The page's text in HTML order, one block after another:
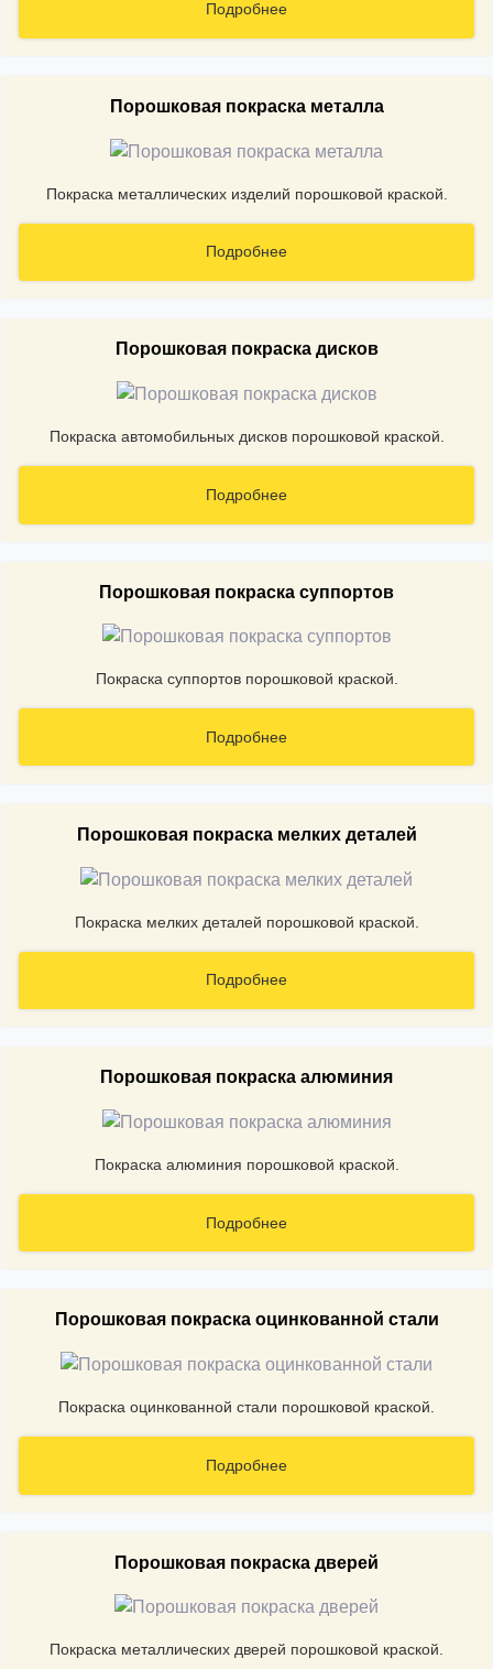
Подробнее
Порошковая покраска металла
Покраска металлических изделий порошковой краской.
Подробнее
Порошковая покраска дисков
Покраска автомобильных дисков порошковой краской.
Подробнее
Порошковая покраска суппортов
Покраска суппортов порошковой краской.
Подробнее
Порошковая покраска мелких деталей
Покраска мелких деталей порошковой краской.
Подробнее
Порошковая покраска алюминия
Покраска алюминия порошковой краской.
Подробнее
Порошковая покраска оцинкованной стали
Покраска оцинкованной стали порошковой краской.
Подробнее
Порошковая покраска дверей
Покраска металлических дверей порошковой краской.